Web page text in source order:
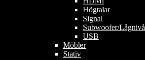
Högtalar
Signal
Subwoofer/Lågnivå
USB
Möbler
Stativ